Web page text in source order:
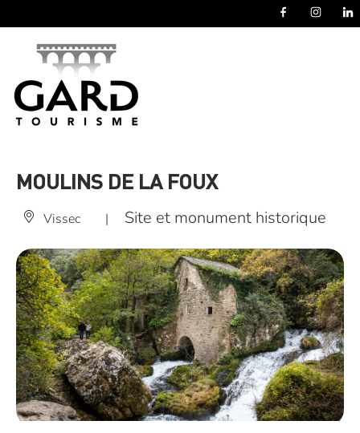
MOULINS DE LA FOUX
Vissec | Site et monument historique